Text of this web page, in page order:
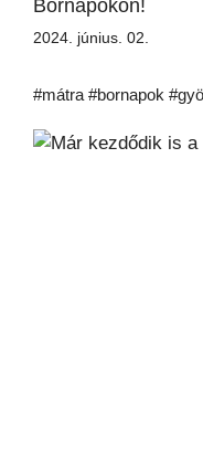
Bornapokon!
2024. június. 02.
#mátra #bornapok